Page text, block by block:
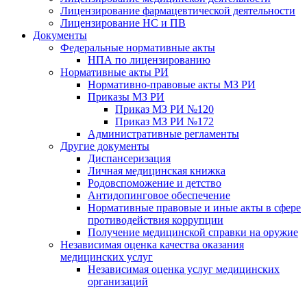
Лицензирование фармацевтической деятельности
Лицензирование НС и ПВ
Документы
Федеральные нормативные акты
НПА по лицензированию
Нормативные акты РИ
Нормативно-правовые акты МЗ РИ
Приказы МЗ РИ
Приказ МЗ РИ №120
Приказ МЗ РИ №172
Административные регламенты
Другие документы
Диспансеризация
Личная медицинская книжка
Родовспоможение и детство
Антидопинговое обеспечение
Нормативные правовые и иные акты в сфере
противодействия коррупции
Получение медицинской справки на оружие
Независимая оценка качества оказания
медицинских услуг
Независимая оценка услуг медицинскиx
организаций